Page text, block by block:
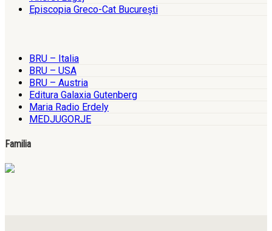
Episcopia Greco-Cat Bucureşti
BRU – Italia
BRU – USA
BRU – Austria
Editura Galaxia Gutenberg
Maria Radio Erdely
MEDJUGORJE
Familia